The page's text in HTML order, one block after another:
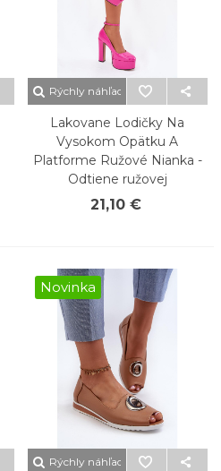
Rýchly náhľad
Lakovane Lodičky Na
Vysokom Opätku A
Platforme Ružové Nianka -
Odtiene ružovej
21,10 €
Novinka
Rýchly náhľad